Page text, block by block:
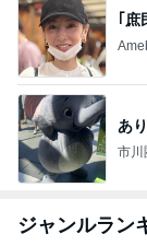
｢
あ
市川
ジャンルラン